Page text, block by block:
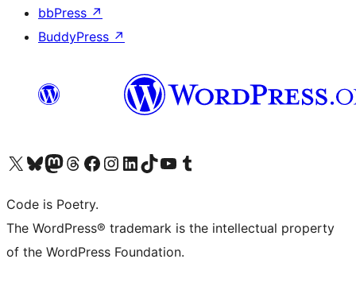
bbPress ↗
BuddyPress ↗
Visita il nostro account X (ex Twitter)
Visita il nostro account Bluesky
Visita il nostro account Mastodon
Visita il nostro account Threads
Visita la nostra pagina Facebook
Visita il nostro account Instagram
Visita il nostro account LinkedIn
Visita il nostro account TikTok
Visita il nostro canale YouTube
Visita il nostro account Tumblr
Code is Poetry.
The WordPress® trademark is the intellectual property
of the WordPress Foundation.